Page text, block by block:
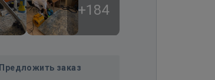
+184
Предложить заказ